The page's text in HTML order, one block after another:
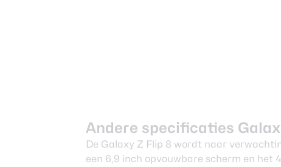
Andere specificaties
De Galaxy Z Flip 8 wordt naar
een 6,9 inch opvouwbare scherm en het